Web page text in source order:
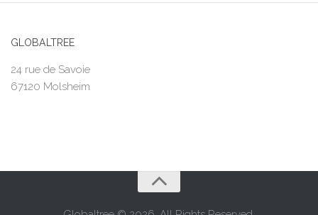
GLOBALTREE
24 rue de Savoie
67120 Molsheim